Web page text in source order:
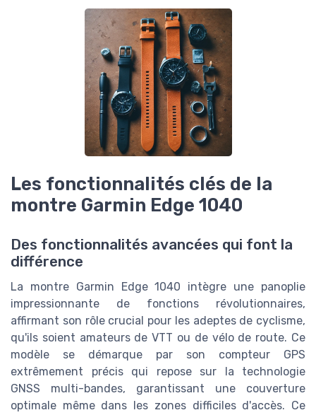
Les fonctionnalités clés de la
montre Garmin Edge 1040
Des fonctionnalités avancées qui font la
différence
La montre Garmin Edge 1040 intègre une panoplie
impressionnante de fonctions révolutionnaires,
affirmant son rôle crucial pour les adeptes de cyclisme,
qu'ils soient amateurs de VTT ou de vélo de route. Ce
modèle se démarque par son compteur GPS
extrêmement précis qui repose sur la technologie
GNSS multi-bandes, garantissant une couverture
optimale même dans les zones difficiles d'accès. Ce